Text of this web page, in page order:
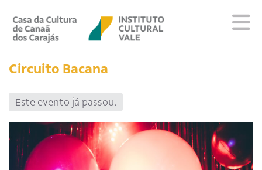
Eventos
Repositório
Educativo
Circuito Bacana
Este evento já passou.